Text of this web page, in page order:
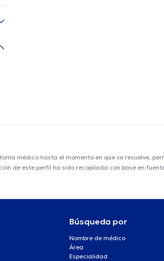
médico hasta el momento en que se resuelve,
de este perfil ha sido recopilada con base en
Búsqueda por
Nombre de médico
Área
Especialidad